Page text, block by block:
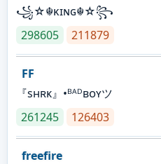
꧁☆☬κɪɴɢ☬☆꧂
298605
211879
FF
『sʜʀᴋ』•ᴮᴬᴰʙᴏʏツ
261245
126403
freefire